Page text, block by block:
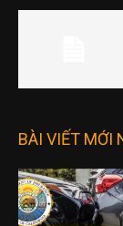
BÀI VIẾT MỚI